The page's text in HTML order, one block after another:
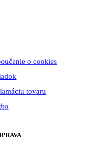
o cookies
tovaru